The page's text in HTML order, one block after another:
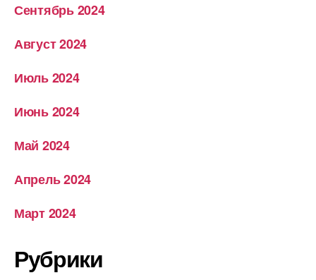
Сентябрь 2024
Август 2024
Июль 2024
Июнь 2024
Май 2024
Апрель 2024
Март 2024
Рубрики